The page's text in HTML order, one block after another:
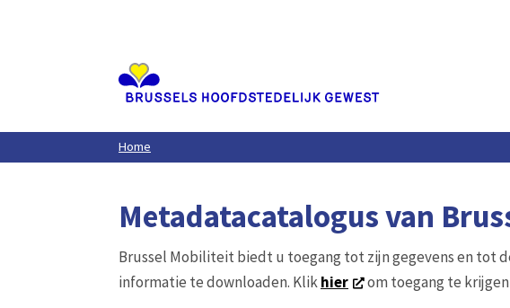
Home
Metadatacatalogus van
Brussel Mobiliteit biedt u toegang tot zijn gegevens en tot
informatie te downloaden. Klikhier om toegang te